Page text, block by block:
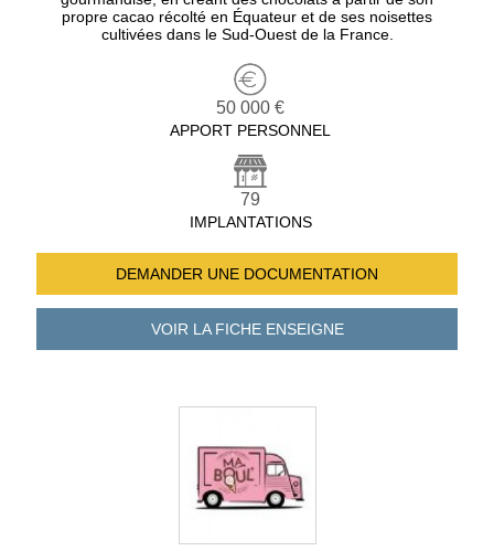
propre cacao récolté en Équateur et de ses noisettes
cultivées dans le Sud-Ouest de la France.
50 000 €
APPORT PERSONNEL
79
IMPLANTATIONS
DEMANDER UNE DOCUMENTATION
VOIR LA FICHEENSEIGNE